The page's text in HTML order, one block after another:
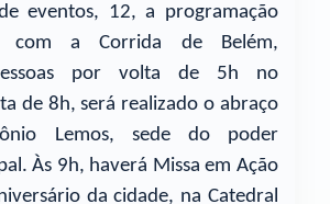
eventos, 12, a programação
com a Corrida de Belém,
por volta de 5h no
de 8h, será realizado o abraço
Lemos, sede do poder
Às 9h, haverá Missa em Ação
da cidade, na Catedral